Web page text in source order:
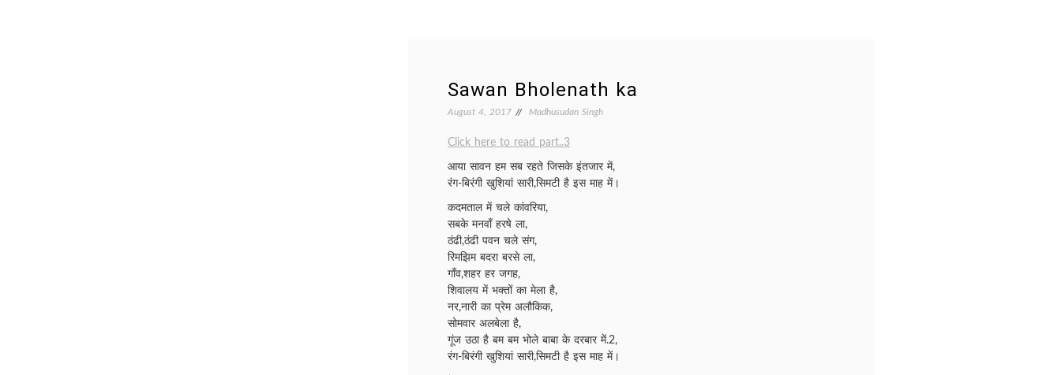
Sawan Bholenath ka
August 4, 2017 Madhusudan Singh
Click here to read part..3
आया सावन हम सब रहते जिसके इंतजार में,
रंग-बिरंगी खुशियां सारी,सिमटी है इस माह में।
कदमताल में चले कांवरिया,
सबके मनवाँ हरषे ला,
ठंढी,ठंढी पवन चले संग,
रिमझिम बदरा बरसे ला,
गाँव,शहर हर जगह,
शिवालय में भक्तों का मेला है,
नर,नारी का प्रेम अलौकिक,
सोमवार अलबेला है,
गूंज उठा है बम बम भोले बाबा के दरबार में.2,
रंग-बिरंगी खुशियां सारी,सिमटी है इस माह में।